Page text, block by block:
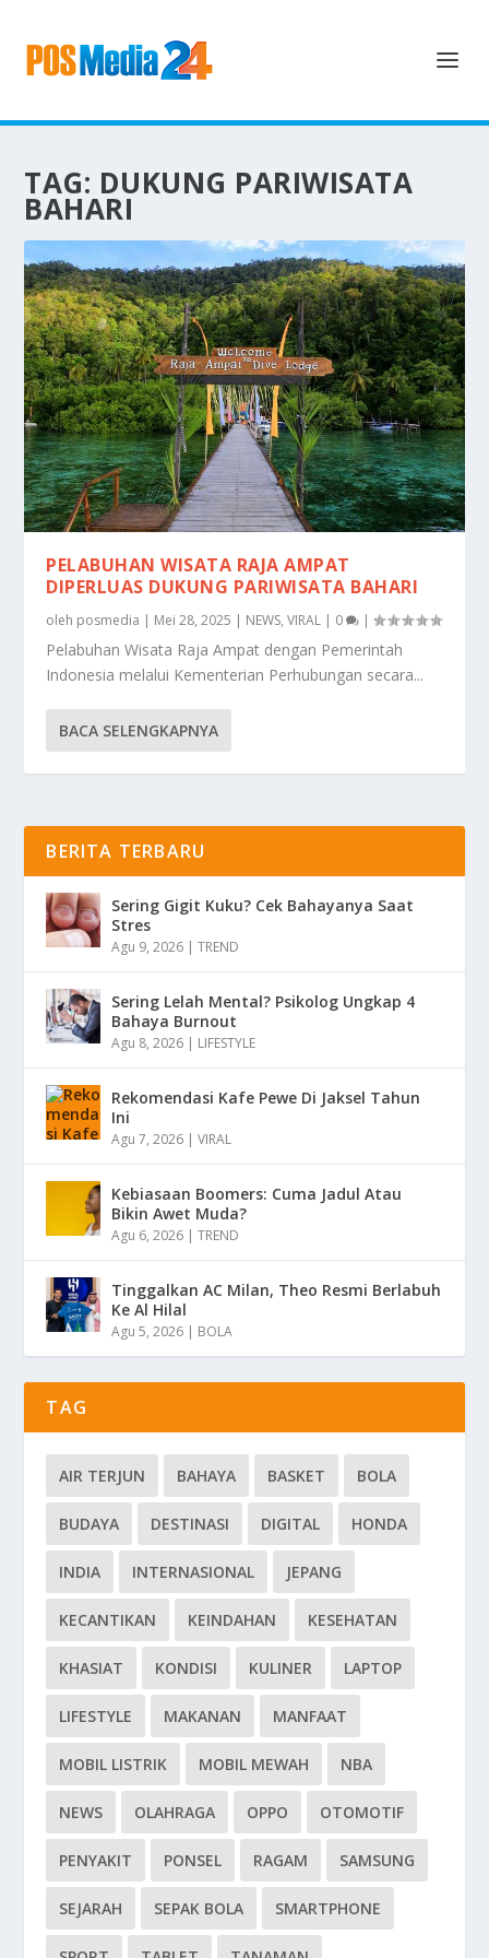
TAG: DUKUNG PARIWISATA
BAHARI
PELABUHAN WISATA RAJA AMPAT
DIPERLUAS DUKUNG PARIWISATA BAHARI
oleh posmedia | Mei 28, 2025 | NEWS,VIRAL | 0 |
Pelabuhan Wisata Raja Ampat dengan Pemerintah
Indonesia melalui Kementerian Perhubungan secara...
BACA SELENGKAPNYA
BERITA TERBARU
Sering Gigit Kuku? Cek Bahayanya Saat
Stres
Agu 9, 2026 |TREND
Sering Lelah Mental? Psikolog Ungkap 4
Bahaya Burnout
Agu 8, 2026 | LIFESTYLE
Rekomendasi Kafe Pewe Di Jaksel Tahun
Ini
Agu 7, 2026 |VIRAL
Kebiasaan Boomers: Cuma Jadul Atau
Bikin Awet Muda?
Agu 6, 2026 |TREND
Tinggalkan AC Milan, Theo Resmi Berlabuh
Ke Al Hilal
Agu 5, 2026 | BOLA
TAG
AIR TERJUN BAHAYA BASKET BOLA
BUDAYA DESTINASI DIGITAL HONDA
INDIA INTERNASIONAL JEPANG
KECANTIKAN KEINDAHAN KESEHATAN
KHASIAT KONDISI KULINER LAPTOP
LIFESTYLE MAKANAN MANFAAT
MOBIL LISTRIK MOBIL MEWAH NBA
NEWS OLAHRAGA OPPO OTOMOTIF
PENYAKIT PONSEL RAGAM SAMSUNG
SEJARAH SEPAK BOLA SMARTPHONE